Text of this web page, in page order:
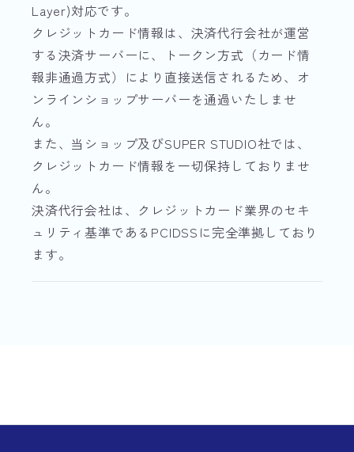
Layer)対応です。
クレジットカード情報は、決済代行会社が運営
する決済サーバーに、トークン方式（カード情
報非通過方式）により直接送信されるため、オ
ンラインショップサーバーを通過いたしませ
ん。
また、当ショップ及びSUPER STUDIO社では、
クレジットカード情報を一切保持しておりませ
ん。
決済代行会社は、クレジットカード業界のセキ
ュリティ基準であるPCIDSSに完全準拠しており
ます。